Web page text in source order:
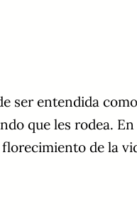
ser entendida
que les rodea.
de la